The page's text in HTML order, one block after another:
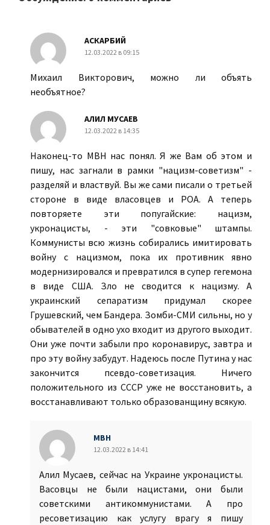
АСКАРБИЙ
12.03.2022 в 09:15
Михаил Викторович, можно ли объять
необъятное?
АЛИЛ МУСАЕВ
12.03.2022 в 14:35
Наконец-то МВН нас понял. Я же Вам об этом и
пишу, нас загнали в рамки "нацизм-советизм" -
разделяй и властвуй. Вы же сами писали о третьей
стороне в виде власовцев и РОА. А теперь
повторяете эти попугайские: нацизм,
укронацисты, - эти "совковые" штампы.
Коммунисты всю жизнь собирались имитировать
войну с нацизмом, пока их противник явно
модернизировался и превратился в супер гегемона
в виде США. Зло не сводится к нацизму. А
украинский сепаратизм придумал скорее
Грушевский, чем Бандера. Зомби-СМИ сильны, но у
обывателей в одно ухо входит из другого выходит.
Они уже почти забыли про коронавирус, завтра и
про эту войну забудут. Надеюсь после Путина у нас
закончится псевдо-советизация. Ничего
положительного из СССР уже не восстановить, а
восстанавливают только образованщину всякую.
МВН
12.03.2022 в 14:41
Алил Мусаев, сейчас на Украине укронацисты.
Васовцы не были нацистами, они были
советскими антикоммунистами. А про
ресоветизацию как услугу врагу я пишу